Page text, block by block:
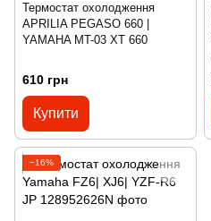
Термостат охолодження
APRILIA PEGASO 660 |
YAMAHA MT-03 XT 660
610 грн
Купити
−16%